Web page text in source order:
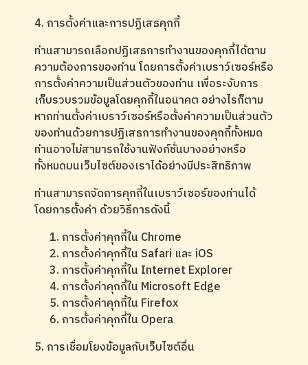
4. การตั้งค่าและการปฏิเสธคุกกี้
ท่านสามารถเลือกปฏิเสธการทำงานของคุกกี้ได้ตาม
ความต้องการของท่าน โดยการตั้งค่าเบราว์เซอร์หรือ
การตั้งค่าความเป็นส่วนตัวของท่าน เพื่อระงับการ
เก็บรวบรวมข้อมูลโดยคุกกี้ในอนาคต อย่างไรก็ตาม
หากท่านตั้งค่าเบราว์เซอร์หรือตั้งค่าความเป็นส่วนตัว
ของท่านด้วยการปฏิเสธการทำงานของคุกกี้ทั้งหมด
ท่านอาจไม่สามารถใช้งานฟังก์ชั่นบางอย่างหรือ
ทั้งหมดบนเว็บไซต์ของเราได้อย่างมีประสิทธิภาพ
ท่านสามารถจัดการคุกกี้ในเบราว์เซอร์ของท่านได้
โดยการตั้งค่า ด้วยวิธีการดังนี้
การตั้งค่าคุกกี้ใน Chrome
การตั้งค่าคุกกี้ใน Safari และ iOS
การตั้งค่าคุกกี้ใน Internet Explorer
การตั้งค่าคุกกี้ใน Microsoft Edge
การตั้งค่าคุกกี้ใน Firefox
การตั้งค่าคุกกี้ใน Opera
5. การเชื่อมโยงข้อมูลกับเว็บไซต์อื่น